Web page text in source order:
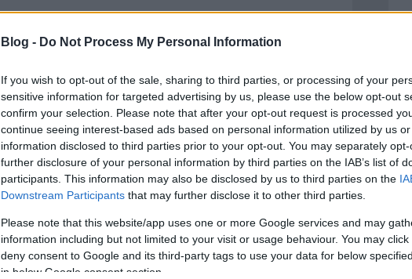
Blog - Do Not Process My Personal Information
If you wish to opt-out of the sale, sharing to third parties, or processing of your
sensitive information for targeted advertising by us, please use the below opt-out
confirm your selection. Please note that after your opt-out request is processed
continue seeing interest-based ads based on personal information utilized by us
information disclosed to third parties prior to your opt-out. You may separately
further disclosure of your personal information by third parties on the IAB’s list of
participants. This information may also be disclosed by us to third parties on the
Downstream Participants that may further disclose it to other third parties.
Please note that this website/app uses one or more Google services and may
information including but not limited to your visit or usage behaviour. You may
deny consent to Google and its third-party tags to use your data for below
in below Google consent section.
képekkel, igazi csemege a gyerekeknek
felnőttként is abszolút élvezhető.